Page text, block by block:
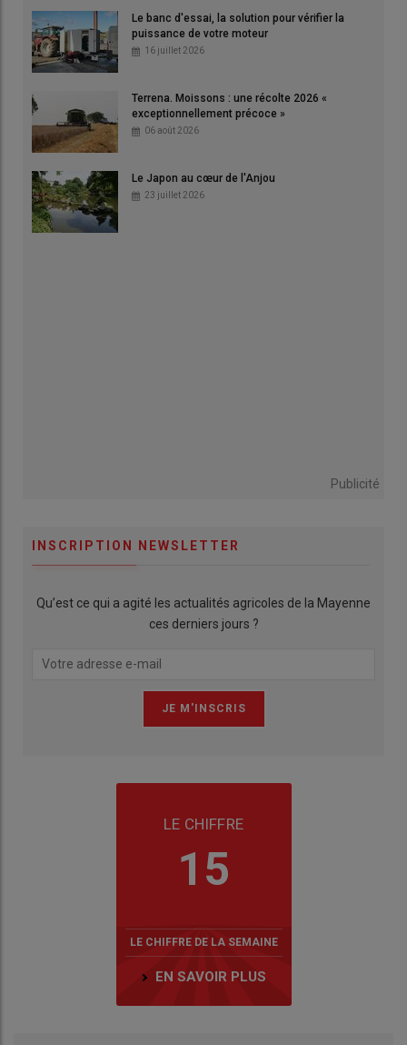
Le banc d'essai, la solution pour vérifier la
puissance de votre moteur
16 juillet 2026
Terrena. Moissons : une récolte 2026 «
exceptionnellement précoce »
06 août 2026
Le Japon au cœur de l'Anjou
23 juillet 2026
Publicité
INSCRIPTION NEWSLETTER
Qu’est ce qui a agité les actualités agricoles de la Mayenne
ces derniers jours ?
LE CHIFFRE
15
LE CHIFFRE DE LA SEMAINE
EN SAVOIR PLUS